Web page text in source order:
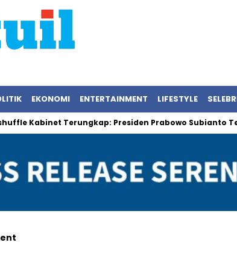
EKONOMI ENTERTAINMENT LIFESTYLE
Terungkap: Presiden Prabowo Subianto